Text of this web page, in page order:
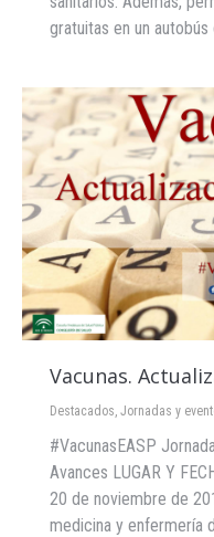
gratuitas en un
Vacunas.
Destacados, Jornadas y
#VacunasEASP
Avances LUGAR Y
20 de noviembre de
medicina y enfermería